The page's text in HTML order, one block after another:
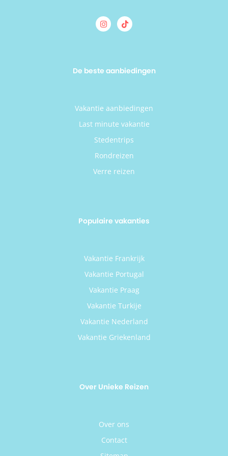
De beste aanbiedingen
Vakantie aanbiedingen
Last minute vakantie
Stedentrips
Rondreizen
Verre reizen
Populaire vakanties
Vakantie Frankrijk
Vakantie Portugal
Vakantie Praag
Vakantie Turkije
Vakantie Nederland
Vakantie Griekenland
Over Unieke Reizen
Over ons
Contact